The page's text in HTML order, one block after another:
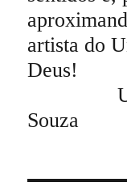
artista do
Deus!
Souza